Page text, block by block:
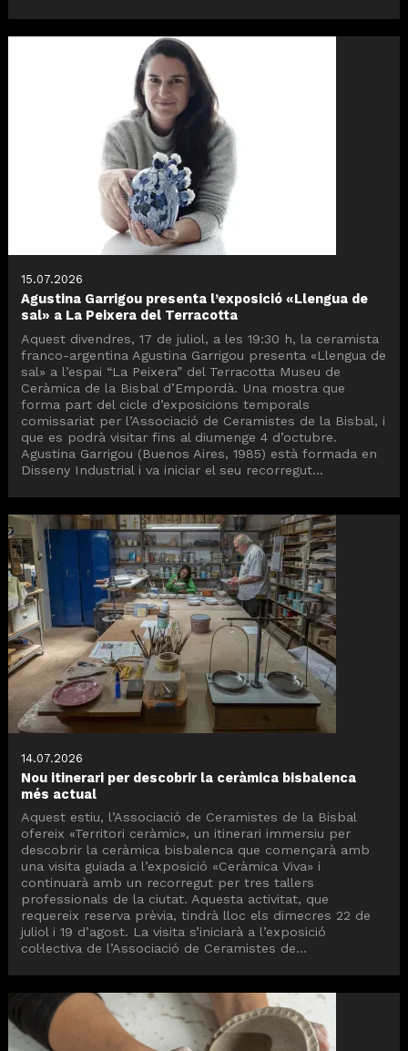
15.07.2026
Agustina Garrigou presenta l’exposició «Llengua de
sal» a La Peixera del Terracotta
Aquest divendres, 17 de juliol, a les 19:30 h, la ceramista
franco-argentina Agustina Garrigou presenta «Llengua de
sal» a l’espai “La Peixera” del Terracotta Museu de
Ceràmica de la Bisbal d’Empordà. Una mostra que
forma part del cicle d’exposicions temporals
comissariat per l’Associació de Ceramistes de la Bisbal, i
que es podrà visitar fins al diumenge 4 d’octubre.
Agustina Garrigou (Buenos Aires, 1985) està formada en
Disseny Industrial i va iniciar el seu recorregut...
14.07.2026
Nou itinerari per descobrir la ceràmica bisbalenca
més actual
Aquest estiu, l’Associació de Ceramistes de la Bisbal
ofereix «Territori ceràmic», un itinerari immersiu per
descobrir la ceràmica bisbalenca que començarà amb
una visita guiada a l’exposició «Ceràmica Viva» i
continuarà amb un recorregut per tres tallers
professionals de la ciutat. Aquesta activitat, que
requereix reserva prèvia, tindrà lloc els dimecres 22 de
juliol i 19 d’agost. La visita s’iniciarà a l’exposició
col·lectiva de l’Associació de Ceramistes de...